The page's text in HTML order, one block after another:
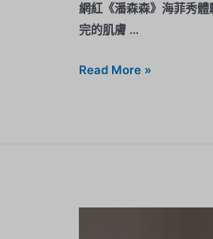
網紅《潘森森》海菲秀
完的肌膚 …
Read More »